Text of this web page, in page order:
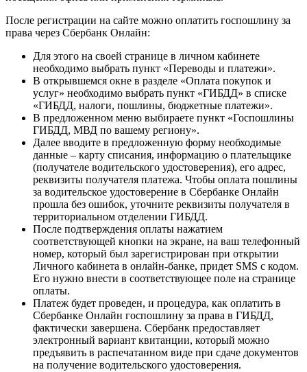
После регистрации на сайте можно оплатить госпошлину за
права через Сбербанк Онлайн:
Для этого на своей странице в личном кабинете
необходимо выбрать пункт «Переводы и платежи».
В открывшемся окне в разделе «Оплата покупок и
услуг» необходимо выбрать пункт «ГИБДД» в списке
«ГИБДД, налоги, пошлины, бюджетные платежи».
В предложенном меню выбираете пункт «Госпошлины
ГИБДД, МВД по вашему региону».
Далее вводите в предложенную форму необходимые
данные – карту списания, информацию о плательщике
(получателе водительского удостоверения), его адрес,
реквизиты получателя платежа. Чтобы оплата пошлины
за водительское удостоверение в Сбербанке Онлайн
прошла без ошибок, уточните реквизиты получателя в
территориальном отделении ГИБДД.
После подтверждения оплаты нажатием
соответствующей кнопки на экране, на ваш телефонный
номер, который был зарегистрирован при открытии
Личного кабинета в онлайн-банке, придет SMS с кодом.
Его нужно внести в соответствующее поле на странице
оплаты.
Платеж будет проведен, и процедура, как оплатить в
Сбербанке Онлайн госпошлину за права в ГИБДД,
фактически завершена. Сбербанк предоставляет
электронный вариант квитанции, который можно
предъявить в распечатанном виде при сдаче документов
на получение водительского удостоверения.